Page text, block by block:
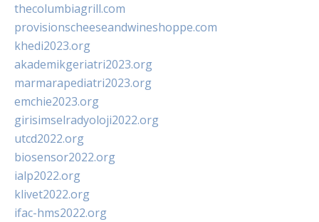
thecolumbiagrill.com
provisionscheeseandwineshoppe.com
khedi2023.org
akademikgeriatri2023.org
marmarapediatri2023.org
emchie2023.org
girisimselradyoloji2022.org
utcd2022.org
biosensor2022.org
ialp2022.org
klivet2022.org
ifac-hms2022.org